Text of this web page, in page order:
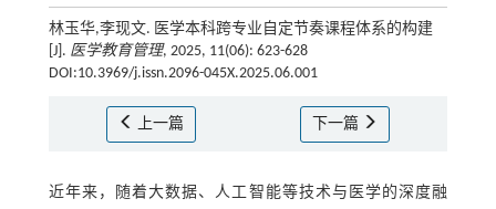
林玉华,李现文. 医学本科跨专业自定节奏课程体系的构建
[J]. 医学教育管理, 2025, 11(06): 623-628
DOI:10.3969/j.issn.2096-045X.2025.06.001
上一篇 下一篇
近年来，随着大数据、人工智能等技术与医学的深度融